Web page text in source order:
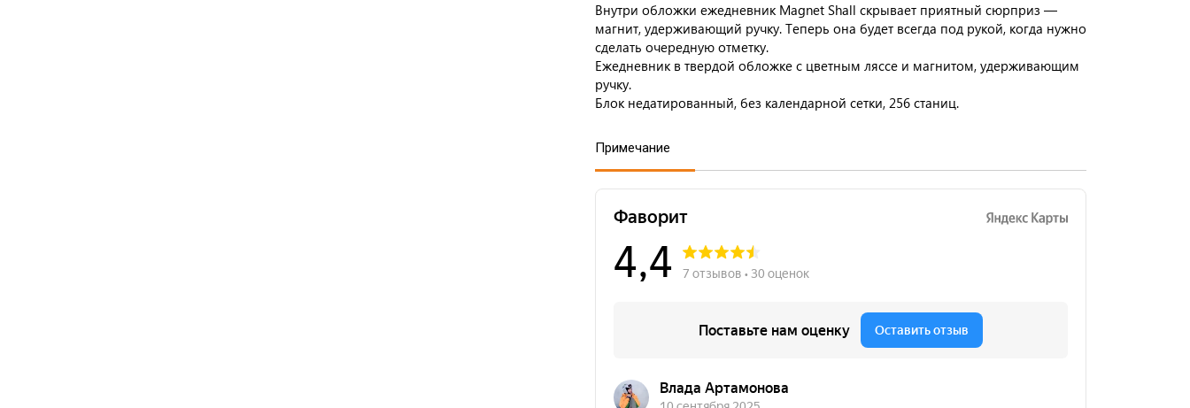
Внутри обложки ежедневник Magnet Shall скрывает приятный сюрприз —
магнит, удерживающий ручку. Теперь она будет всегда под рукой, когда нужно
сделать очередную отметку.
Ежедневник в твердой обложке с цветным ляссе и магнитом, удерживающим
ручку.
Блок недатированный, без календарной сетки, 256 станиц.
Примечание